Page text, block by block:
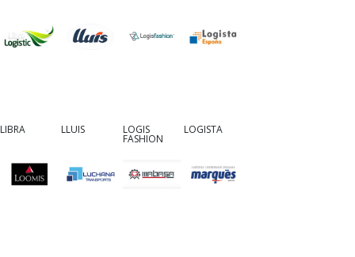
LIBRA LLUIS LOGIS
FASHION
LOGISTA